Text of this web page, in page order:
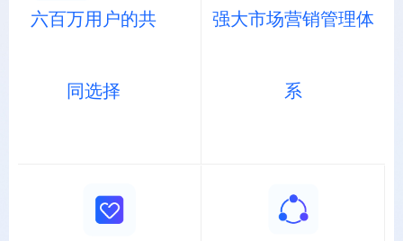
六百万用户的共
同选择
强大市场营销管理体
系